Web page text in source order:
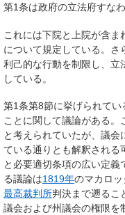
第1条は政府の立法府すな
これには下院と上院が含
について規定している。さ
利己的な行動を制限し、立
している。
第1条第8節に挙げられてい
ことに関して議論がある
と考えられていたが、議
ている通りとも解釈され
と必要適切条項の広い定
る議論は1819年のマカロ
最高裁判所判決まで遡るこ
議会および州議会の権限を